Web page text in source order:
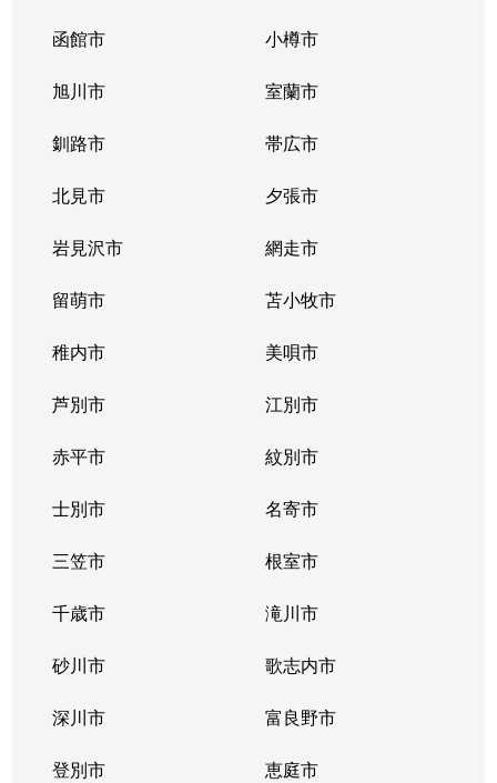
函館市 小樽市
旭川市 室蘭市
釧路市 帯広市
北見市 夕張市
岩見沢市 網走市
留萌市 苫小牧市
稚内市 美唄市
芦別市 江別市
赤平市 紋別市
士別市 名寄市
三笠市 根室市
千歳市 滝川市
砂川市 歌志内市
深川市 富良野市
登別市 恵庭市